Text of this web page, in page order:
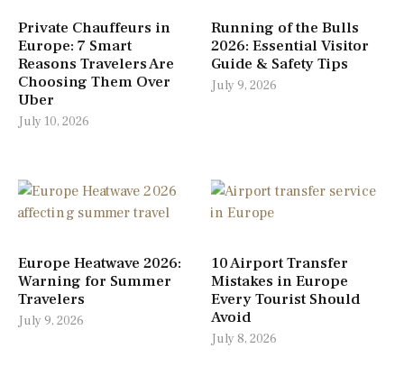
Private Chauffeurs in
Europe: 7 Smart
Reasons Travelers Are
Choosing Them Over
Uber
July 10, 2026
Running of the Bulls
2026: Essential Visitor
Guide & Safety Tips
July 9, 2026
Europe Heatwave 2026:
Warning for Summer
Travelers
July 9, 2026
10 Airport Transfer
Mistakes in Europe
Every Tourist Should
Avoid
July 8, 2026